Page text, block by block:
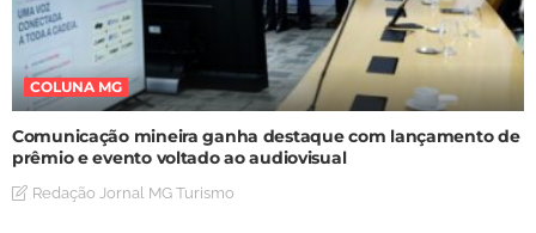
COLUNA MG
Comunicação mineira ganha destaque com lançamento de
prêmio e evento voltado ao audiovisual
Redação Jornal MG Turismo